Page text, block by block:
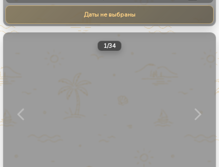
Даты не выбраны
1/34